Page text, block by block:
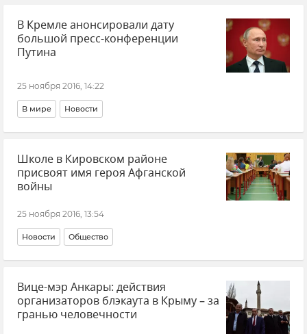
В Кремле анонсировали дату
большой пресс-конференции
Путина
25 ноября 2016, 14:22
В мире Новости
Школе в Кировском районе
присвоят имя героя Афганской
войны
25 ноября 2016, 13:54
Новости Общество
Вице-мэр Анкары: действия
организаторов блэкаута в Крыму – за
гранью человечности